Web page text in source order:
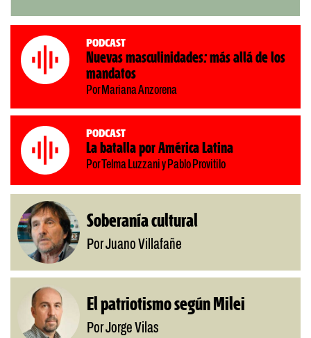
Podcast
Nuevas masculinidades: más allá de los
mandatos
Por Mariana Anzorena
Podcast
La batalla por América Latina
Por Telma Luzzani y Pablo Provitilo
Soberanía cultural
Por Juano Villafañe
El patriotismo según Milei
Por Jorge Vilas